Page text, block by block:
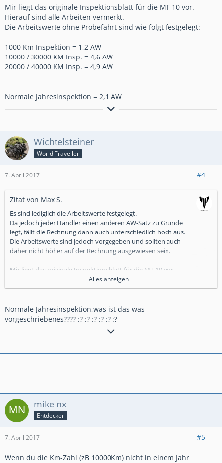
Mir liegt das originale Inspektionsblatt für die MT 10 vor.
Hierauf sind alle Arbeiten vermerkt.
Die Arbeitswerte ohne Probefahrt sind wie folgt festgelegt:
1000 Km Inspektion = 1,2 AW
10000 / 30000 KM Insp. = 4,6 AW
20000 / 40000 KM Insp. = 4,9 AW
Normale Jahresinspektion = 2,1 AW
Grüße vom Max !
----------------------------------------------------------------
Fehlendes Fahrkönnen wir durch Wahnsinn kompensiert !
Wichtelsteiner
World Traveller
7. April 2017 #4
Zitat von Max S.
Es sind lediglich die Arbeitswerte festgelegt.
Da jedoch jeder Händler einen anderen AW-Satz zu Grunde
legt, fällt die Rechnung dann auch unterschiedlich hoch aus.
Die Arbeitswerte sind jedoch vorgegeben und sollten auch
daher nicht höher auf der Rechnung ausgewiesen sein.
Mir liegt das originale Inspektionsblatt für die MT 10 vor.
Hierauf sind alle Arbeiten vermerkt.
Die Arbeitswerte ohne Probefahrt sind wie folgt festgelegt:
1000 Km Inspektion = 1,2 AW
10000 / 30000 KM Insp. = 4,6 AW
20000 / 40000 KM Insp. = 4,9 AW
Normale Jahresinspektion = 2,1 AW
Alles anzeigen
Normale Jahresinspektion,was ist das was
vorgeschriebenes???? :? :? :? :? :? :?
mike nx
Entdecker
7. April 2017 #5
Wenn du die Km-Zahl (zB 10000Km) nicht in einem Jahr